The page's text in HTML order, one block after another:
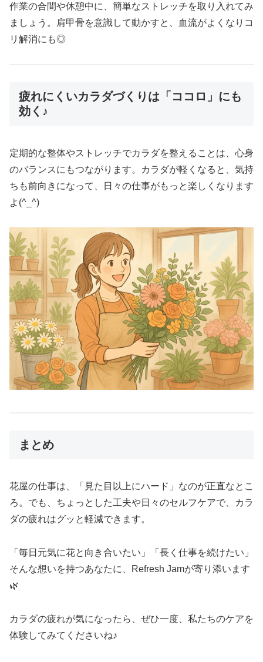
作業の合間や休憩中に、簡単なストレッチを取り入れてみ
ましょう。肩甲骨を意識して動かすと、血流がよくなりコ
リ解消にも◎
疲れにくいカラダづくりは「ココロ」にも
効く♪
定期的な整体やストレッチでカラダを整えることは、心身
のバランスにもつながります。カラダが軽くなると、気持
ちも前向きになって、日々の仕事がもっと楽しくなります
よ(^_^)
まとめ
花屋の仕事は、「見た目以上にハード」なのが正直なとこ
ろ。でも、ちょっとした工夫や日々のセルフケアで、カラ
ダの疲れはグッと軽減できます。
「毎日元気に花と向き合いたい」「長く仕事を続けたい」
そんな想いを持つあなたに、Refresh Jamが寄り添います
🌿
カラダの疲れが気になったら、ぜひ一度、私たちのケアを
体験してみてくださいね♪